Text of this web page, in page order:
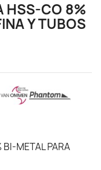
HSS-CO 8%
Y TUBOS
METAL PARA